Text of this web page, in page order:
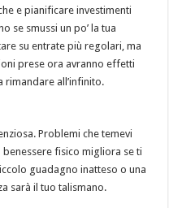
e pianificare investimenti
se smussi un po’ la tua
su entrate più regolari, ma
prese ora avranno effetti
rimandare all’infinito.
Problemi che temevi
fisico migliora se ti
guadagno inatteso o una
sarà il tuo talismano.